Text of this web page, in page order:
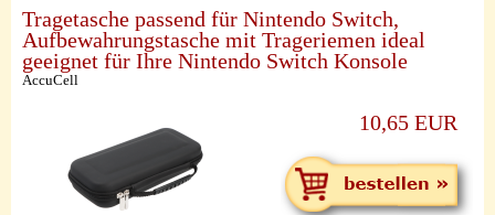
Tragetasche passend für Nintendo Switch,
Aufbewahrungstasche mit Trageriemen ideal
geeignet für Ihre Nintendo Switch Konsole
AccuCell
10,65 EUR